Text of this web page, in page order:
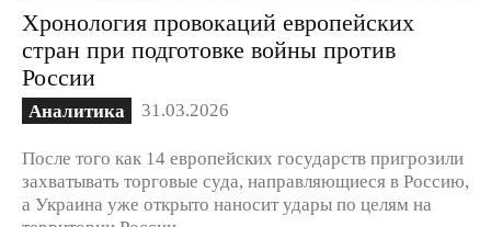
Хронология провокаций европейских
стран при подготовке войны против
России
Аналитика 31.03.2026
После того как 14 европейских государств пригрозили
захватывать торговые суда, направляющиеся в Россию,
а Украина уже открыто наносит удары по целям на